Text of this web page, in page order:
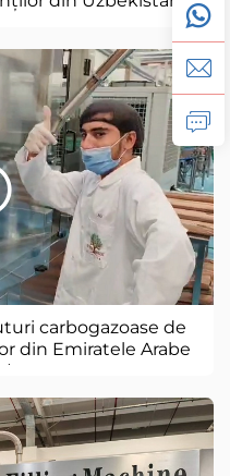
carbogazoase de
din Emiratele Arabe